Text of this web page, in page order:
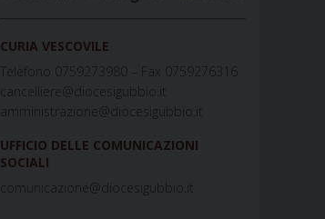
CURIA VESCOVILE
Telefono 0759273980 – Fax 0759276316
cancelliere@diocesigubbio.it
amministrazione@diocesigubbio.it
UFFICIO DELLE COMUNICAZIONI
SOCIALI
comunicazione@diocesigubbio.it